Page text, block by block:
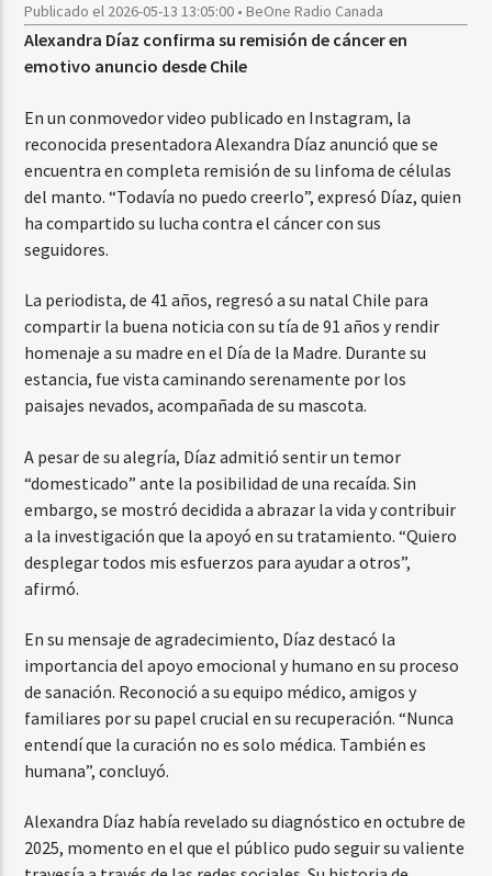
Publicado el 2026-05-13 13:05:00 • BeOne Radio Canada
Alexandra Díaz confirma su remisión de cáncer en
emotivo anuncio desde Chile
En un conmovedor video publicado en Instagram, la
reconocida presentadora Alexandra Díaz anunció que se
encuentra en completa remisión de su linfoma de células
del manto. “Todavía no puedo creerlo”, expresó Díaz, quien
ha compartido su lucha contra el cáncer con sus
seguidores.
La periodista, de 41 años, regresó a su natal Chile para
compartir la buena noticia con su tía de 91 años y rendir
homenaje a su madre en el Día de la Madre. Durante su
estancia, fue vista caminando serenamente por los
paisajes nevados, acompañada de su mascota.
A pesar de su alegría, Díaz admitió sentir un temor
“domesticado” ante la posibilidad de una recaída. Sin
embargo, se mostró decidida a abrazar la vida y contribuir
a la investigación que la apoyó en su tratamiento. “Quiero
desplegar todos mis esfuerzos para ayudar a otros”,
afirmó.
En su mensaje de agradecimiento, Díaz destacó la
importancia del apoyo emocional y humano en su proceso
de sanación. Reconoció a su equipo médico, amigos y
familiares por su papel crucial en su recuperación. “Nunca
entendí que la curación no es solo médica. También es
humana”, concluyó.
Alexandra Díaz había revelado su diagnóstico en octubre de
2025, momento en el que el público pudo seguir su valiente